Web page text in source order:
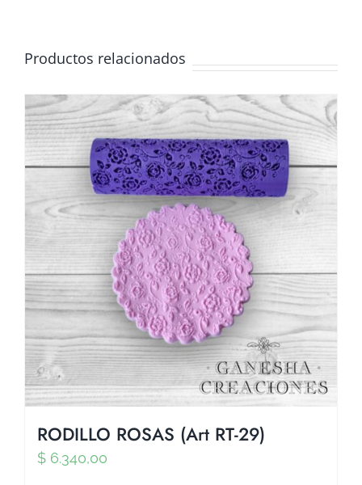
Productos relacionados
RODILLO ROSAS (Art RT-29)
$ 6.340,00